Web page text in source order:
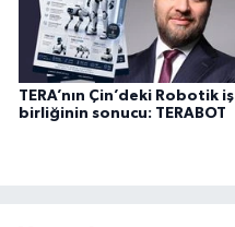
TERA’nın Çin’deki Robotik iş
birliğinin sonucu: TERABOT